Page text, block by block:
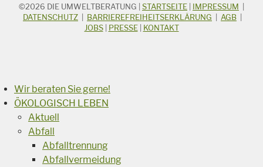
STICHWORTSUCHE
Suchbegriff
©2026 DIE UMWELTBERATUNG STARTSEITE IMPRESSUM
DATENSCHUTZ
BARRIEREFREIHEITSERKLÄRUNG AGB
JOBS| PRESSE| KONTAKT
Wir beraten Sie gerne!
ÖKOLOGISCH LEBEN
Aktuell
Abfall
Abfalltrennung
Abfallvermeidung